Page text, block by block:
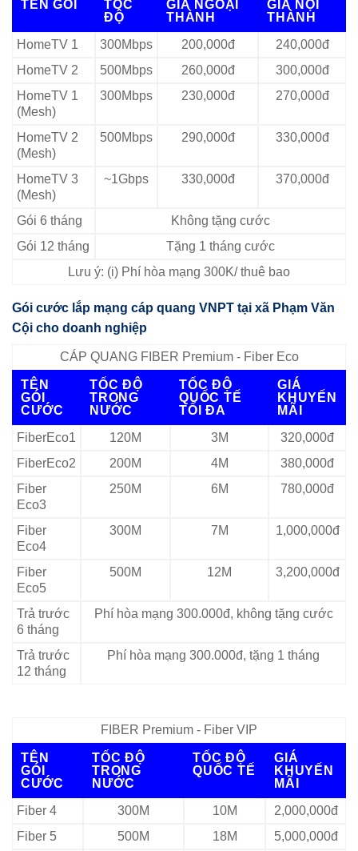
TÊN GÓI
TỐC
ĐỘ
GIÁ NGOẠI
THÀNH
GIÁ NỘI
THÀNH
HomeTV 1
300Mbps 200,000đ
240,000đ
HomeTV 2
500Mbps 260,000đ
300,000đ
HomeTV 1
(Mesh)
300Mbps 230,000đ 270,000đ
HomeTV 2
(Mesh)
500Mbps 290,000đ 330,000đ
HomeTV 3
(Mesh)
~1Gbps 330,000đ 370,000đ
Gói 6 tháng
Không tặng cước
Gói 12 tháng
Tặng 1 tháng cước
Lưu ý: (i) Phí hòa mạng 300K/ thuê bao
Gói cước lắp mạng cáp quang VNPT tại xã Phạm Văn
Cội cho doanh nghiệp
CÁP QUANG FIBER Premium - Fiber Eco
TÊN
GÓI
CƯỚC
TỐC ĐỘ
TRONG
NƯỚC
TỐC ĐỘ
QUỐC TẾ
TỐI ĐA
GIÁ
KHUYẾN
MÃI
FiberEco1
120M 3M
320,000đ
FiberEco2
200M 4M
380,000đ
Fiber
Eco3
250M 6M 780,000đ
Fiber
Eco4
300M 7M 1,000,000đ
Fiber
Eco5
500M 12M 3,200,000đ
Trả trước
6 tháng
Phí hòa mạng 300.000đ, không tặng cước
Trả trước
12 tháng
Phí hòa mạng 300.000đ, tặng 1 tháng
FIBER Premium - Fiber VIP
TÊN
GÓI
CƯỚC
TỐC ĐỘ
TRONG
NƯỚC
TỐC ĐỘ
QUỐC TẾ
GIÁ
KHUYẾN
MÃI
Fiber 4
300M 10M
2,000,000đ
Fiber 5
500M 18M
5,000,000đ